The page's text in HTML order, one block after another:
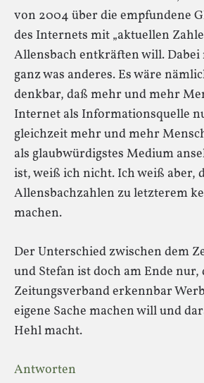
von 2004 über die empfundene
des Internets mit „aktuellen
Allensbach entkräften will. Dabei
ganz was anderes. Es wäre
denkbar, daß mehr und mehr
Internet als Informationsquelle
gleichzeit mehr und mehr
als glaubwürdigstes Medium
ist, weiß ich nicht. Ich weiß aber,
Allensbachzahlen zu letzterem
machen.
Der Unterschied zwischen dem
und Stefan ist doch am Ende nur,
Zeitungsverband erkennbar
eigene Sache machen will und
Hehl macht.
Antworten